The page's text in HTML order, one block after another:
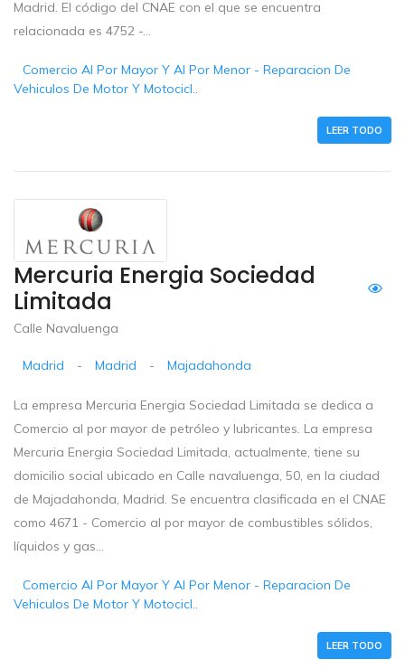
Madrid. El código del CNAE con el que se encuentra
relacionada es 4752 -...
Comercio Al Por Mayor Y Al Por Menor - Reparacion De
Vehiculos De Motor Y Motocicl..
LEER TODO
Mercuria Energia Sociedad
Limitada
Calle Navaluenga
Madrid - Madrid - Majadahonda
La empresa Mercuria Energia Sociedad Limitada se dedica a
Comercio al por mayor de petróleo y lubricantes. La empresa
Mercuria Energia Sociedad Limitada, actualmente, tiene su
domicilio social ubicado en Calle navaluenga, 50, en la ciudad
de Majadahonda, Madrid. Se encuentra clasificada en el CNAE
como 4671 - Comercio al por mayor de combustibles sólidos,
líquidos y gas...
Comercio Al Por Mayor Y Al Por Menor - Reparacion De
Vehiculos De Motor Y Motocicl..
LEER TODO